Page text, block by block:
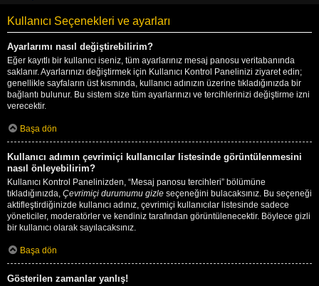
Kullanıcı Seçenekleri ve ayarları
Ayarlarımı nasıl değiştirebilirim?
Eğer kayıtlı bir kullanıcı iseniz, tüm ayarlarınız mesaj panosu veritabanında
saklanır. Ayarlarınızı değiştirmek için Kullanıcı Kontrol Panelinizi ziyaret edin;
genellikle sayfaların üst kısmında, kullanıcı adınızın üzerine tıkladığınızda bir
bağlantı bulunur. Bu sistem size tüm ayarlarınızı ve tercihlerinizi değiştirme izni
verecektir.
Başa dön
Kullanıcı adımın çevrimiçi kullanıcılar listesinde görüntülenmesini
nasıl önleyebilirim?
Kullanıcı Kontrol Panelinizden, “Mesaj panosu tercihleri” bölümüne
tıkladığınızda, Çevrimiçi durumumu gizle seçeneğini bulacaksınız. Bu seçeneği
aktifleştirdiğinizde kullanıcı adınız, çevrimiçi kullanıcılar listesinde sadece
yöneticiler, moderatörler ve kendiniz tarafından görüntülenecektir. Böylece gizli
bir kullanıcı olarak sayılacaksınız.
Başa dön
Gösterilen zamanlar yanlış!